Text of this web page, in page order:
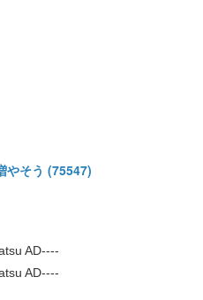
やそう (75547)
AD----
AD----